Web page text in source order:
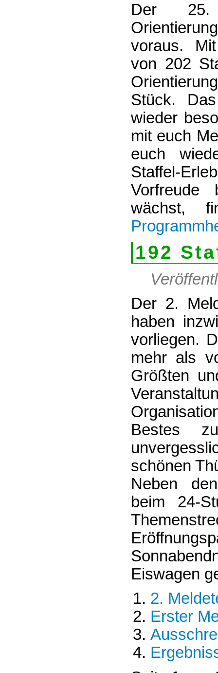
Der 25.
voraus.
von 202
Stück.
wieder
mit euch
euch
Staffel-
wächst,
192
Der 2.
haben
vorliegen.
mehr als
Größten
Bestes
schönen
Neben
beim 24-
Eiswagen
2.
Erster